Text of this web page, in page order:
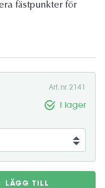
fästpunkter för
Art. nr. 2141
I lager
LÄGG TILL